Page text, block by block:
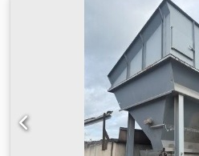
placa: 60 cm Precio por unidad:
Hcepfx Aifjkr ¡Varias unidades en